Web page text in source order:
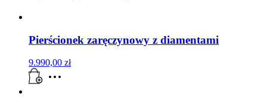
Pierścionek zaręczynowy z diamentami
9.990,00 zł